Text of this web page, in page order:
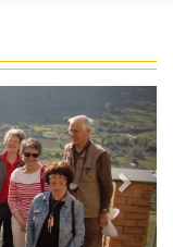
Next